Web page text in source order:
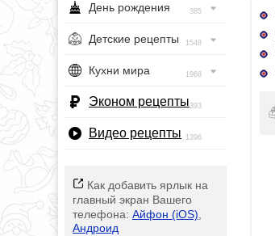
День рождения 385
Детские рецепты 1548
Кухни мира 1968
Эконом рецепты393
Видео рецепты 1396
Как добавить ярлык на
главный экран Вашего
телефона: Айфон (iOS)
Андроид